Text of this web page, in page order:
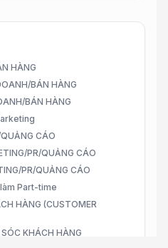
HÀNG
BÁN HÀNG
BÁN HÀNG
CÁO
PR/QUẢNG CÁO
PR/QUẢNG CÁO
Part-time
HÀNG (CUSTOMER
KHÁCH HÀNG